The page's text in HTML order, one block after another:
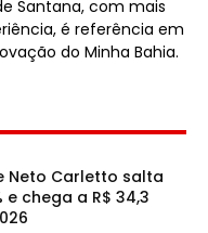
Santana, com mais
é referência em
do Minha Bahia.
Neto Carletto salta
e chega a R$ 34,3